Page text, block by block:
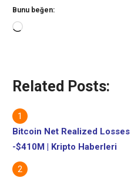
Bunu beğen:
Yükleniyor...
Related Posts:
Bitcoin Net Realized
-$410M | Kripto Haberleri